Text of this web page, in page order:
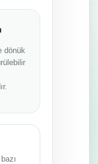
dönük